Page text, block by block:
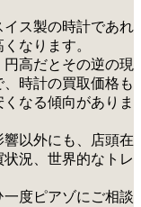
ス製の時計であれ
なります。
高だとその逆の現
時計の買取価格も
なる傾向がありま
以外にも、店頭在
況、世界的なトレ
度ピアゾにご相談